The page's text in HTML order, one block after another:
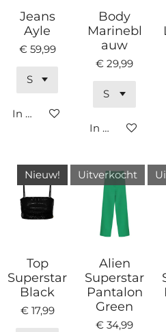
Jeans
Ayle
€ 59,99
In winkelwagen
Body
Marinebl
auw
€ 29,99
In winkelwagen
Nieuw!
Top
Superstar
Black
€ 17,99
Uitverkocht
Alien
Superstar
Pantalon
Green
€ 34,99